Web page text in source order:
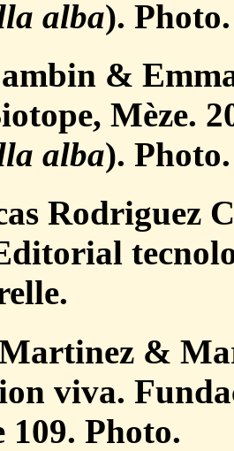
alba). Photo.
&
Mèze.
alba). Photo.
Rodriguez
&
viva.
109. Photo.